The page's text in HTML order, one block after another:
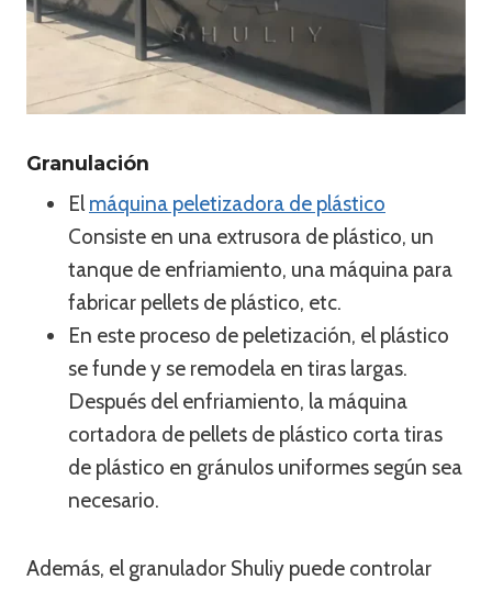
Granulación
El máquina peletizadora de plástico
Consiste en una extrusora de plástico, un
tanque de enfriamiento, una máquina para
fabricar pellets de plástico, etc.
En este proceso de peletización, el plástico
se funde y se remodela en tiras largas.
Después del enfriamiento, la máquina
cortadora de pellets de plástico corta tiras
de plástico en gránulos uniformes según sea
necesario.
Además, el granulador Shuliy puede controlar